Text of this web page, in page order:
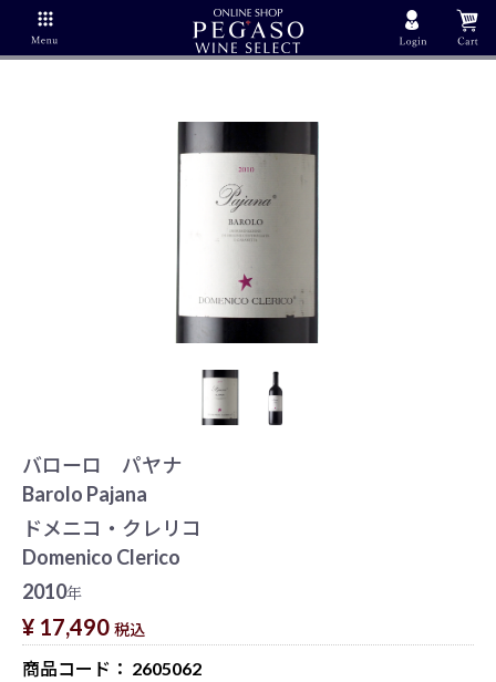
バローロ パヤナ
Barolo Pajana
ドメニコ・クレリコ
Domenico Clerico
2010年
¥ 17,490 税込
商品コード： 2605062